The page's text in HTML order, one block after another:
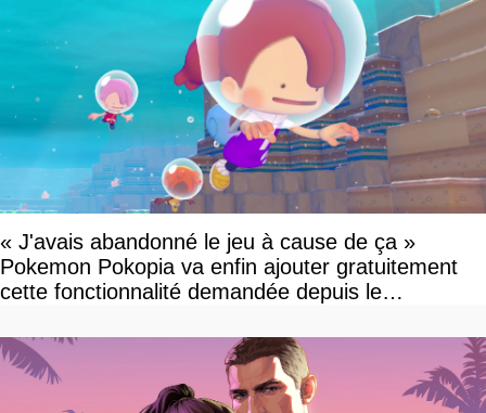
« J'avais abandonné le jeu à cause de ça »
Pokemon Pokopia va enfin ajouter gratuitement
cette fonctionnalité demandée depuis le